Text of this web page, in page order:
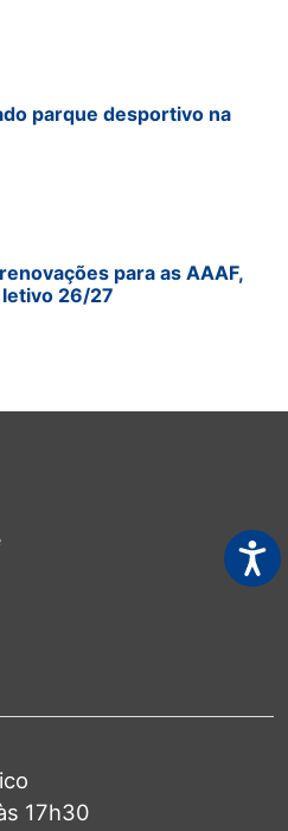
parque desportivo na
para as AAAF,
letivo 26/27
17h30